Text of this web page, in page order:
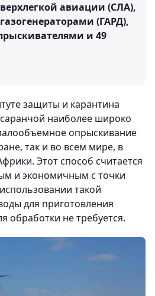
авиации (СЛА),
(ГАРД),
и 49
защиты и карантина
наиболее широко
опрыскивание
так и во всем мире, в
Этот способ считается
и экономичным с точки
такой
для приготовления
обработки не требуется.